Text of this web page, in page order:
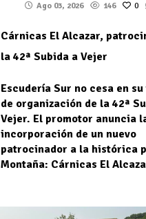
Ago 03, 2026 146 0
Cárnicas El Alcazar,
la 42ª Subida a Vejer
Escudería Sur no cesa en
de organización de la 42ª
Vejer. El promotor anuncia
incorporación de un nuevo
patrocinador a la histórica
Montaña: Cárnicas El